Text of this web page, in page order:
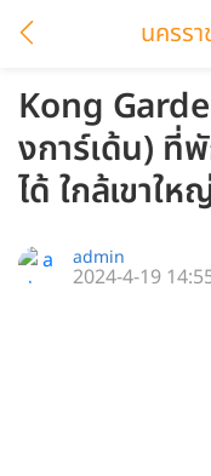
นครร
Kong
งการ์เด้น) ที่
ได้ ใกล้เขาใ
admin
2024-4-19